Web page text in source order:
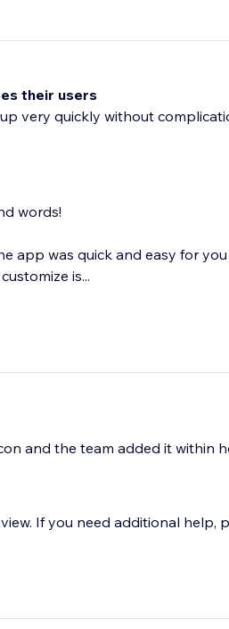
their users
very quickly without
words!
app was quick and easy for
is...
and the team added it within
If you need additional help,